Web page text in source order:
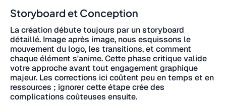
Storyboard et Conception
La création débute toujours par un storyboard
détaillé. Image après image, nous esquissons le
mouvement du logo, les transitions, et comment
chaque élément s'anime. Cette phase critique valide
votre approche avant tout engagement graphique
majeur. Les corrections ici coûtent peu en temps et en
ressources ; ignorer cette étape crée des
complications coûteuses ensuite.